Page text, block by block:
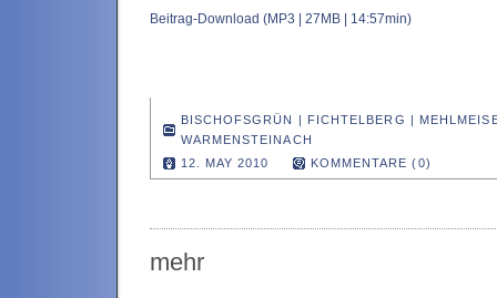
Beitrag-Download (MP3 | 27MB | 14:57min)
BISCHOFSGRÜN | FICHTELBERG |
WARMENSTEINACH
12. MAY 2010
KOMMENTARE (0)
mehr